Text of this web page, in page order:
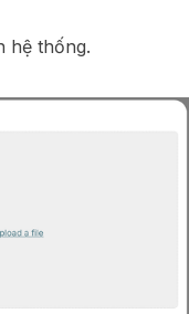
hệ thống.